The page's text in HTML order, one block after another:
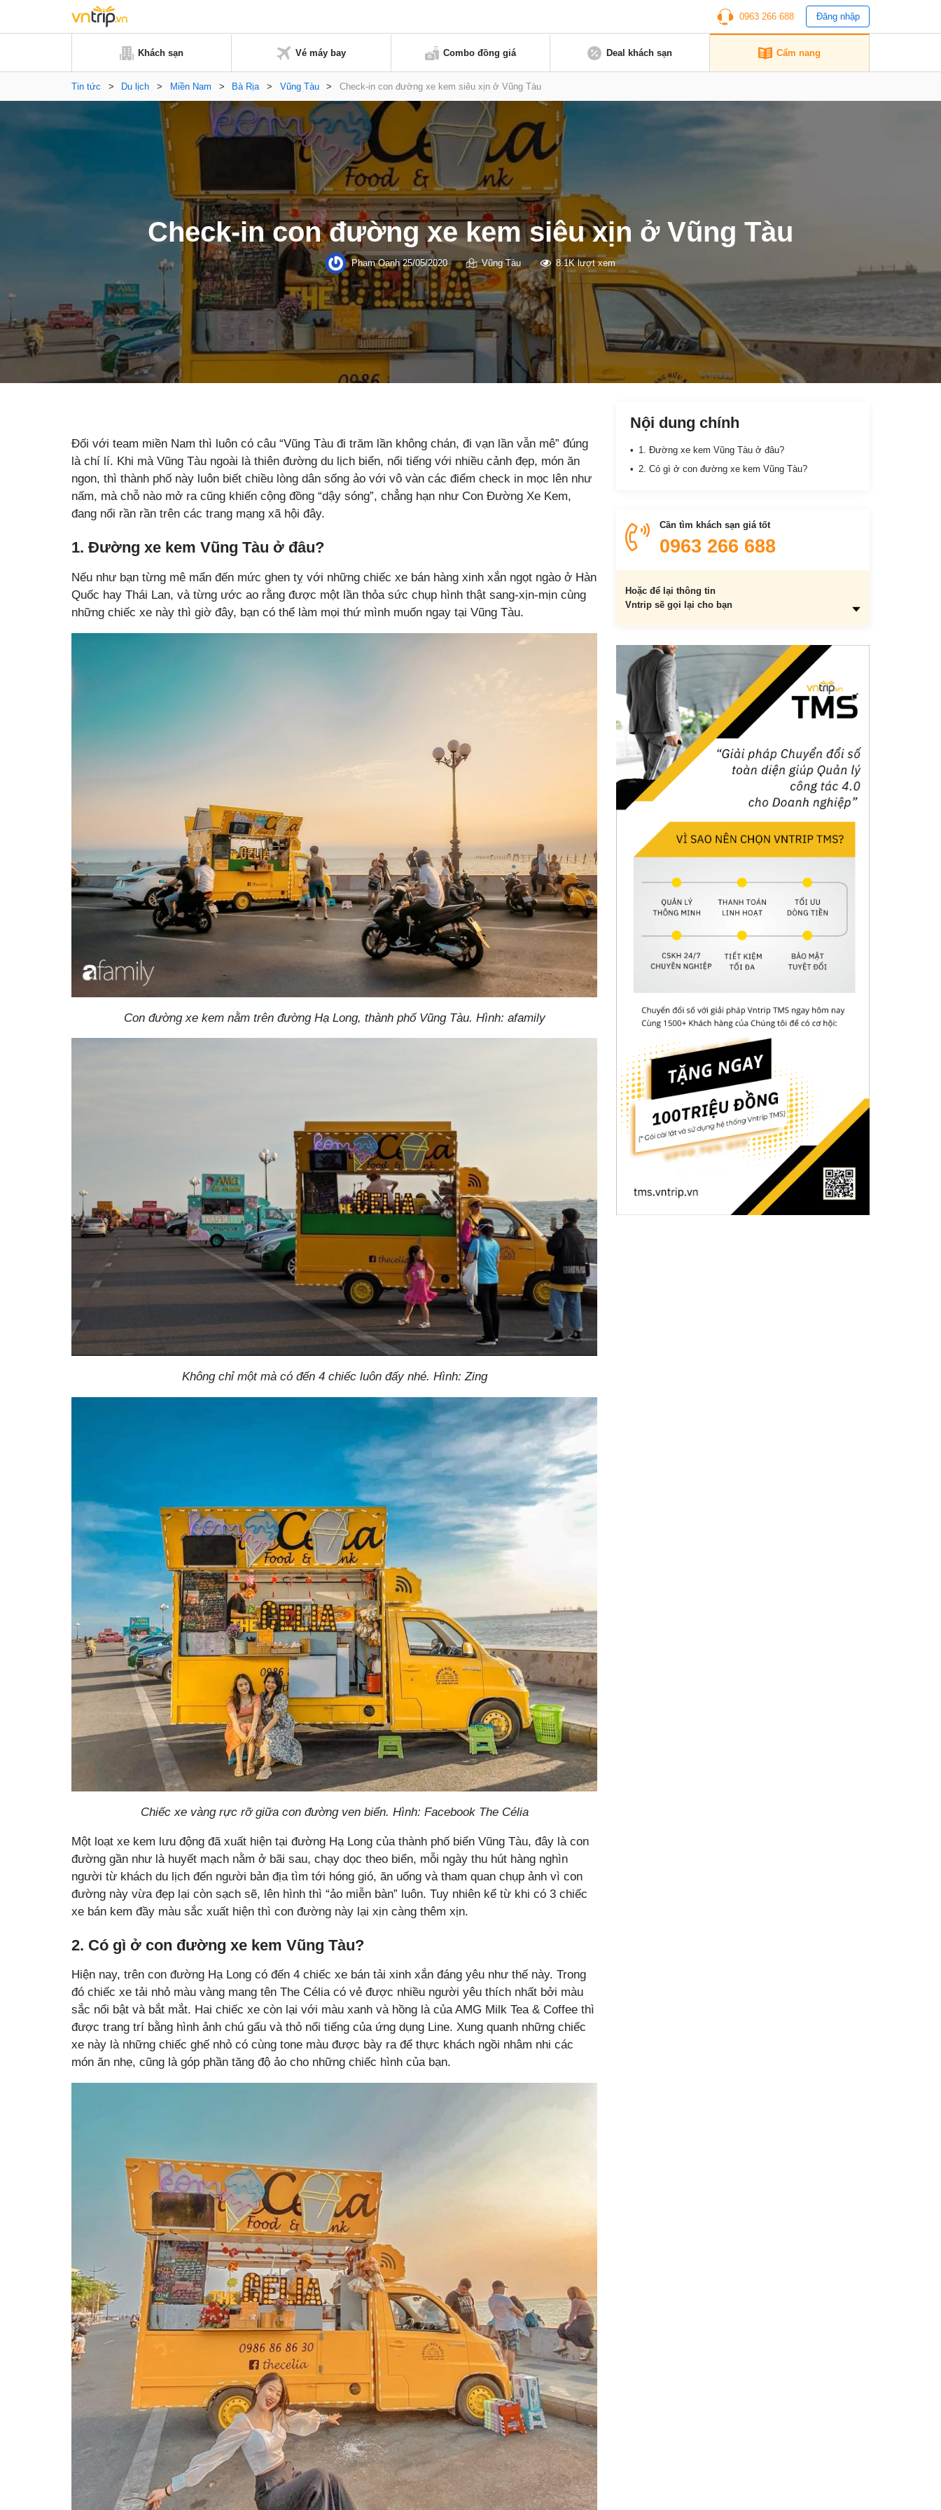
0963 266 688 Đăng nhập
Khách sạn Vé máy bay Combo đồng giá Deal khách sạn Cẩm nang
Tin tức > Du lịch > Miền Nam > Bà Rịa > Vũng Tàu > Check-in con đường xe kem siêu xịn ở Vũng Tàu
Check-in con đường xe kem siêu xịn ở Vũng Tàu
Phạm Oanh25/05/2020 Vũng Tàu 8.1K lượt xem
Đối với team miền Nam thì luôn có câu “Vũng Tàu đi trăm lần không chán, đi vạn lần vẫn mê” đúng
là chí lí. Khi mà Vũng Tàu ngoài là thiên đường du lịch biển, nổi tiếng với nhiều cảnh đẹp, món ăn
ngon, thì thành phố này luôn biết chiều lòng dân sống ảo với vô vàn các điểm check in mọc lên như
nấm, mà chỗ nào mở ra cũng khiến cộng đồng “dậy sóng”, chẳng hạn như Con Đường Xe Kem,
đang nổi rần rần trên các trang mạng xã hội đây.
1. Đường xe kem Vũng Tàu ở đâu?
Nếu như bạn từng mê mẩn đến mức ghen tỵ với những chiếc xe bán hàng xinh xắn ngọt ngào ở Hàn
Quốc hay Thái Lan, và từng ước ao rằng được một lần thỏa sức chụp hình thật sang-xịn-mịn cùng
những chiếc xe này thì giờ đây, bạn có thể làm mọi thứ mình muốn ngay tại Vũng Tàu.
Con đường xe kem nằm trên đường Hạ Long, thành phố Vũng Tàu. Hình: afamily
Không chỉ một mà có đến 4 chiếc luôn đấy nhé. Hình: Zing
Chiếc xe vàng rực rỡ giữa con đường ven biển. Hình: Facebook The Célia
Một loạt xe kem lưu động đã xuất hiện tại đường Hạ Long của thành phố biển Vũng Tàu, đây là con
đường gần như là huyết mạch nằm ở bãi sau, chạy dọc theo biển, mỗi ngày thu hút hàng nghìn
người từ khách du lịch đến người bản địa tìm tới hóng gió, ăn uống và tham quan chụp ảnh vì con
đường này vừa đẹp lại còn sạch sẽ, lên hình thì “ảo miễn bàn” luôn. Tuy nhiên kể từ khi có 3 chiếc
xe bán kem đầy màu sắc xuất hiện thì con đường này lại xịn càng thêm xịn.
2. Có gì ở con đường xe kem Vũng Tàu?
Hiện nay, trên con đường Hạ Long có đến 4 chiếc xe bán tải xinh xắn đáng yêu như thế này. Trong
đó chiếc xe tải nhỏ màu vàng mang tên The Célia có vẻ được nhiều người yêu thích nhất bởi màu
sắc nổi bật và bắt mắt. Hai chiếc xe còn lại với màu xanh và hồng là của AMG Milk Tea & Coffee thì
được trang trí bằng hình ảnh chú gấu và thỏ nổi tiếng của ứng dụng Line. Xung quanh những chiếc
xe này là những chiếc ghế nhỏ có cùng tone màu được bày ra để thực khách ngồi nhâm nhi các
món ăn nhẹ, cũng là góp phần tăng độ ảo cho những chiếc hình của bạn.
Nội dung chính
1. Đường xe kem Vũng Tàu ở đâu?
2. Có gì ở con đường xe kem Vũng Tàu?
Cần tìm khách sạn giá tốt
0963 266 688
Hoặc để lại thông tin
Vntrip sẽ gọi lại cho bạn